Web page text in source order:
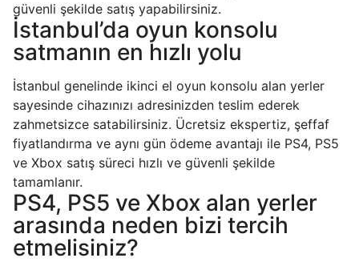
güvenli şekilde satış yapabilirsiniz.
İstanbul’da oyun konsolu
satmanın en hızlı yolu
İstanbul genelinde ikinci el oyun konsolu alan yerler
sayesinde cihazınızı adresinizden teslim ederek
zahmetsizce satabilirsiniz. Ücretsiz ekspertiz, şeffaf
fiyatlandırma ve aynı gün ödeme avantajı ile PS4, PS5
ve Xbox satış süreci hızlı ve güvenli şekilde
tamamlanır.
PS4, PS5 ve Xbox alan yerler
arasında neden bizi tercih
etmelisiniz?